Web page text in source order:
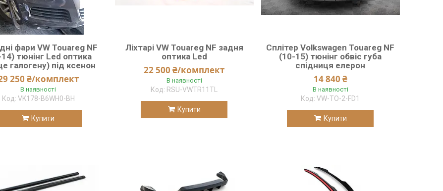
фари VW Touareg NF
тюнінг Led оптика
галогену) під ксенон
250 ₴/комплект
В наявності
VK178-B6WH0-BH
Купити
Ліхтарі VW Touareg NF задня
оптика Led
22 500 ₴/комплект
В наявності
RSU-VWTR11TL
Купити
Сплітер Volkswagen Touareg NF
(10-15) тюнінг обвіс губа
спідниця елерон
14 840 ₴
В наявності
VW-TO-2-FD1
Купити